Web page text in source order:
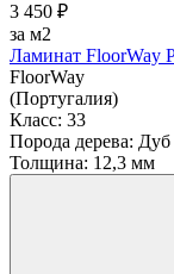
3 450 ₽
за м2
Ламинат FloorWay
FloorWay
(Португалия)
Класс: 33
Порода дерева: Дуб
Толщина: 12,3 мм